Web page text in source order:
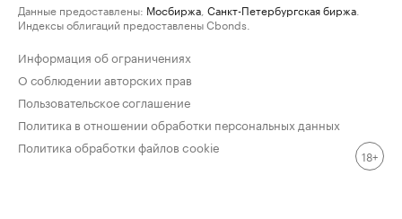
Данные предоставлены: Мосбиржа Санкт-Петербургская биржа
Индексы облигаций предоставлены Cbonds.
Информация об ограничениях
О соблюдении авторских прав
Пользовательское соглашение
Политика в отношении обработки персональных данных
Политика обработки файлов cookie
18+